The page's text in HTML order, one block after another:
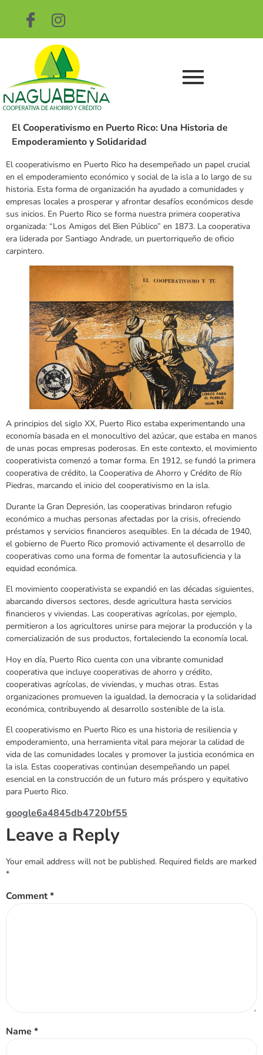
El Cooperativismo en Puerto Rico: Una Historia de
Empoderamiento y Solidaridad
El cooperativismo en Puerto Rico ha desempeñado un papel crucial
en el empoderamiento económico y social de la isla a lo largo de su
historia. Esta forma de organización ha ayudado a comunidades y
empresas locales a prosperar y afrontar desafíos económicos desde
sus inicios. En Puerto Rico se forma nuestra primera cooperativa
organizada: “Los Amigos del Bien Público” en 1873. La cooperativa
era liderada por Santiago Andrade, un puertorriqueño de oficio
carpintero.
A principios del siglo XX, Puerto Rico estaba experimentando una
economía basada en el monocultivo del azúcar, que estaba en manos
de unas pocas empresas poderosas. En este contexto, el movimiento
cooperativista comenzó a tomar forma. En 1912, se fundó la primera
cooperativa de crédito, la Cooperativa de Ahorro y Crédito de Río
Piedras, marcando el inicio del cooperativismo en la isla.
Durante la Gran Depresión, las cooperativas brindaron refugio
económico a muchas personas afectadas por la crisis, ofreciendo
préstamos y servicios financieros asequibles. En la década de 1940,
el gobierno de Puerto Rico promovió activamente el desarrollo de
cooperativas como una forma de fomentar la autosuficiencia y la
equidad económica.
El movimiento cooperativista se expandió en las décadas siguientes,
abarcando diversos sectores, desde agricultura hasta servicios
financieros y viviendas. Las cooperativas agrícolas, por ejemplo,
permitieron a los agricultores unirse para mejorar la producción y la
comercialización de sus productos, fortaleciendo la economía local.
Hoy en día, Puerto Rico cuenta con una vibrante comunidad
cooperativa que incluye cooperativas de ahorro y crédito,
cooperativas agrícolas, de viviendas, y muchas otras. Estas
organizaciones promueven la igualdad, la democracia y la solidaridad
económica, contribuyendo al desarrollo sostenible de la isla.
El cooperativismo en Puerto Rico es una historia de resiliencia y
empoderamiento, una herramienta vital para mejorar la calidad de
vida de las comunidades locales y promover la justicia económica en
la isla. Estas cooperativas continúan desempeñando un papel
esencial en la construcción de un futuro más próspero y equitativo
para Puerto Rico.
google6a4845db4720bf55
Leave a Reply
Your email address will not be published. Required fields are marked
*
Comment*
Name *